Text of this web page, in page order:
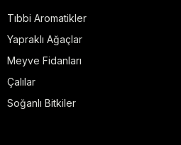
Tıbbi Aromatikler
Yapraklı Ağaçlar
Meyve Fidanları
Çalılar
Soğanlı Bitkiler